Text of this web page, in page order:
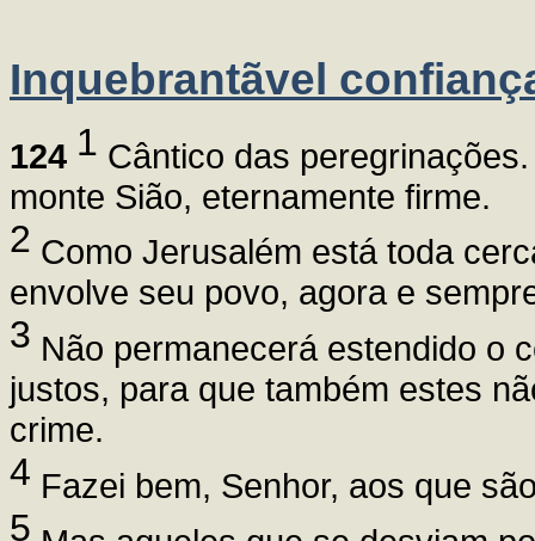
Inquebrantãvel
124 1 Cântico das
monte Sião, eternamente firme.
2 Como Jerusalém está toda
envolve seu povo, agora e
3 Não permanecerá estendido o
justos, para que também estes
crime.
4 Fazei bem, Senhor, aos que
5